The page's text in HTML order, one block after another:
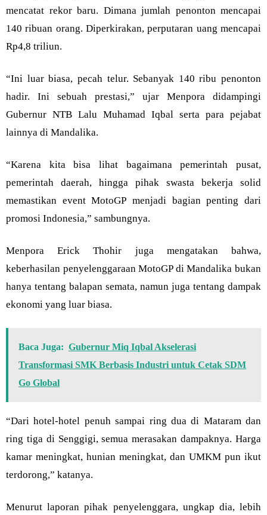
mencatat rekor baru. Dimana jumlah penonton mencapai
140 ribuan orang. Diperkirakan, perputaran uang mencapai
Rp4,8 triliun.
“Ini luar biasa, pecah telur. Sebanyak 140 ribu penonton
hadir. Ini sebuah prestasi,” ujar Menpora didampingi
Gubernur NTB Lalu Muhamad Iqbal serta para pejabat
lainnya di Mandalika.
“Karena kita bisa lihat bagaimana pemerintah pusat,
pemerintah daerah, hingga pihak swasta bekerja solid
memastikan event MotoGP menjadi bagian penting dari
promosi Indonesia,” sambungnya.
Menpora Erick Thohir juga mengatakan bahwa,
keberhasilan penyelenggaraan MotoGP di Mandalika bukan
hanya tentang balapan semata, namun juga tentang dampak
ekonomi yang luar biasa.
Baca Juga: Gubernur Miq Iqbal Akselerasi
Transformasi SMK Berbasis Industri untuk Cetak SDM
Go Global
“Dari hotel-hotel penuh sampai ring dua di Mataram dan
ring tiga di Senggigi, semua merasakan dampaknya. Harga
kamar meningkat, hunian meningkat, dan UMKM pun ikut
terdorong,” katanya.
Menurut laporan pihak penyelenggara, ungkap dia, lebih